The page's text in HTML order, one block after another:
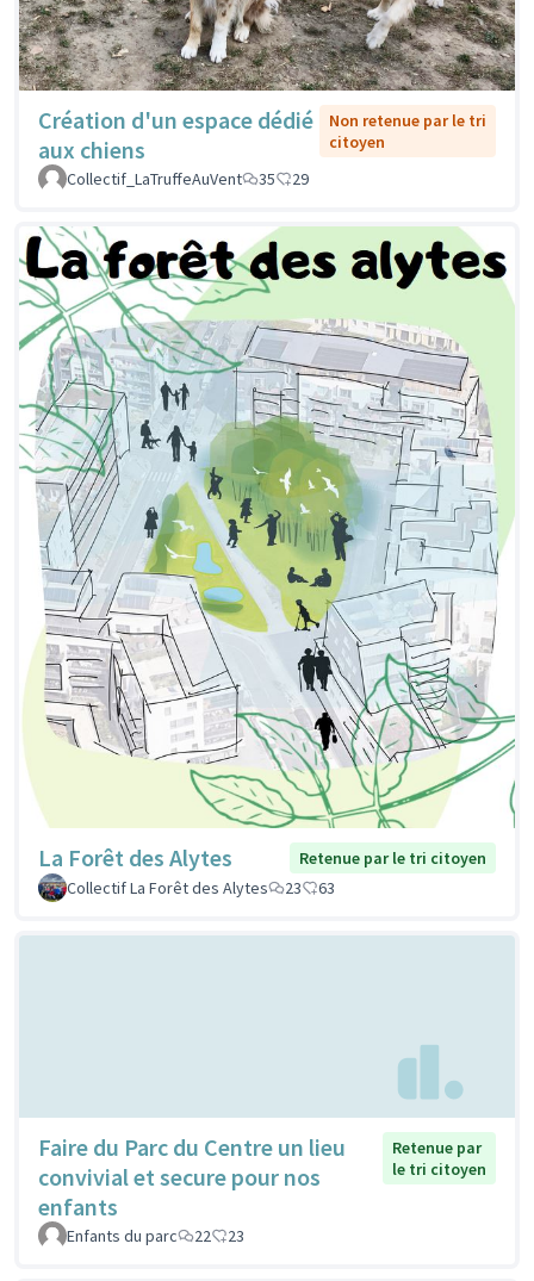
Création d'un espace dédié
aux chiens
Non retenue par le tri
citoyen
Collectif_LaTruffeAuVent
35 29
La Forêt des Alytes
Retenue par le tri citoyen
Collectif La Forêt des Alytes
23 63
Faire du Parc du Centre un lieu
convivial et secure pour nos
enfants
Retenue par
le tri citoyen
Enfants du parc 22 23